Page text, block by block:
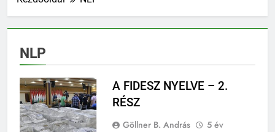
NLP
A FIDESZ NYELVE – 2.
RÉSZ
Göllner B. András
5 év